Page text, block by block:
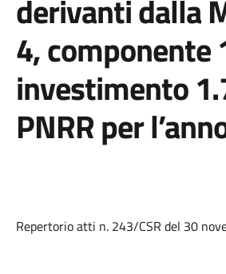
derivanti dalla
4, componente
investimento
PNRR per
Repertorio atti n. 243/CSR del 30